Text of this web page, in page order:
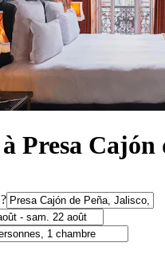
Presa Cajón